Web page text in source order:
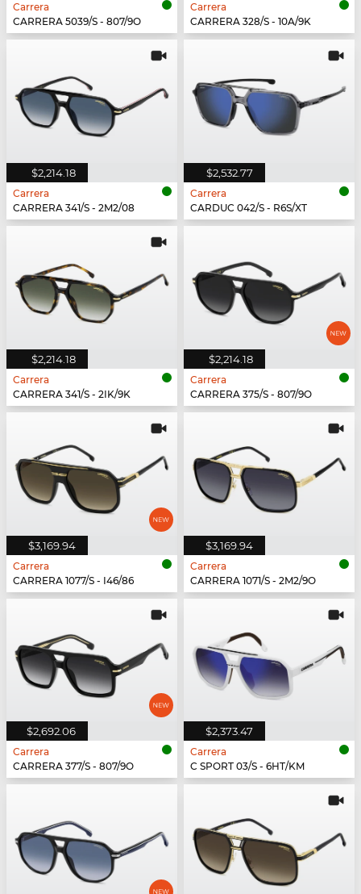
Carrera
CARRERA 5039/S - 807/9O
Carrera
CARRERA 328/S - 10A/9K
$2,214.18
Carrera
CARRERA 341/S - 2M2/08
$2,532.77
Carrera
CARDUC 042/S - R6S/XT
$2,214.18
Carrera
CARRERA 341/S - 2IK/9K
$2,214.18
Carrera
CARRERA 375/S - 807/9O
$3,169.94
Carrera
CARRERA 1077/S - I46/86
$3,169.94
Carrera
CARRERA 1071/S - 2M2/9O
$2,692.06
Carrera
CARRERA 377/S - 807/9O
$2,373.47
Carrera
C SPORT 03/S - 6HT/KM